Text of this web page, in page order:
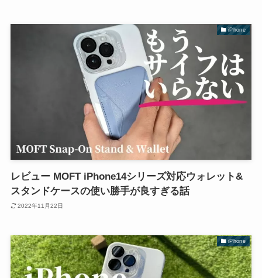
iPhone
レビュー MOFT iPhone14シリーズ対応ウォレット&
スタンドケースの使い勝手が良すぎる話
2022年11月22日
iPhone